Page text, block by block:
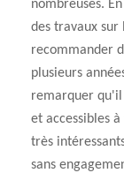
nombreuses.
des travaux sur
recommander
plusieurs
remarquer qu'il
et accessibles
très
sans